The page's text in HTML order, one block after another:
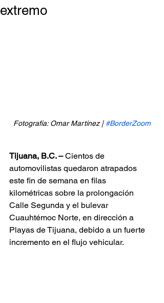
extremo
Fotografía: Omar Martínez | #BorderZoom
Tijuana, B.C. – Cientos de
automovilistas quedaron atrapados
este fin de semana en filas
kilométricas sobre la prolongación
Calle Segunda y el bulevar
Cuauhtémoc Norte, en dirección a
Playas de Tijuana, debido a un fuerte
incremento en el flujo vehicular.